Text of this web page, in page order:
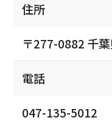
住所
〒277-0882 千
電話
047-135-5012